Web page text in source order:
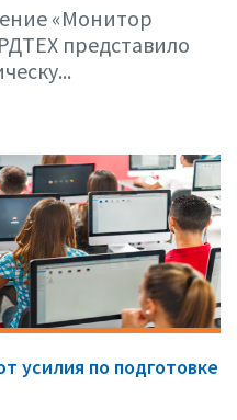
«Монитор
представило
усилия по подготовке